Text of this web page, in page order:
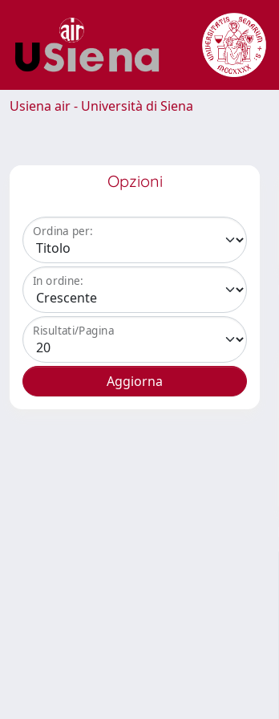
Usiena air - Università di Siena
Opzioni
Ordina per:
In ordine:
Risultati/Pagina